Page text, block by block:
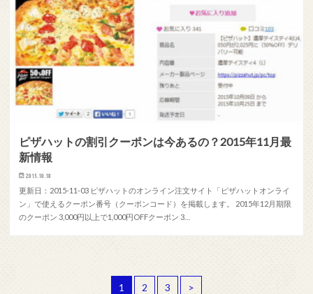
ピザハットの割引クーポンは今あるの？2015年11月最
新情報
2015.10.18
更新日：2015-11-03 ピザハットのオンライン注文サイト「ピザハットオンライ
ン」で使えるクーポン番号（クーポンコード）を掲載します。 2015年12月期限
のクーポン 3,000円以上で1,000円OFFクーポン 3…
1 2 3 >